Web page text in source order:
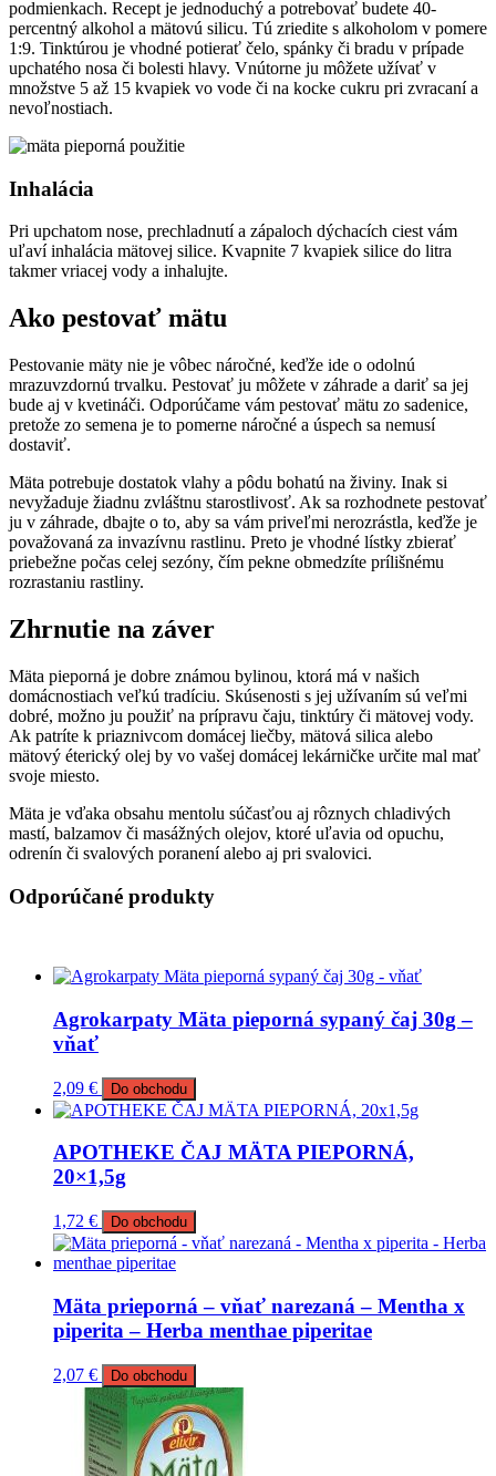
podmienkach. Recept je jednoduchý a potrebovať budete 40-
percentný alkohol a mätovú silicu. Tú zriedite s alkoholom v pomere
1:9. Tinktúrou je vhodné potierať čelo, spánky či bradu v prípade
upchatého nosa či bolesti hlavy. Vnútorne ju môžete užívať v
množstve 5 až 15 kvapiek vo vode či na kocke cukru pri zvracaní a
nevoľnostiach.
Inhalácia
Pri upchatom nose, prechladnutí a zápaloch dýchacích ciest vám
uľaví inhalácia mätovej silice. Kvapnite 7 kvapiek silice do litra
takmer vriacej vody a inhalujte.
Ako pestovať mätu
Pestovanie mäty nie je vôbec náročné, keďže ide o odolnú
mrazuvzdornú trvalku. Pestovať ju môžete v záhrade a dariť sa jej
bude aj v kvetináči. Odporúčame vám pestovať mätu zo sadenice,
pretože zo semena je to pomerne náročné a úspech sa nemusí
dostaviť.
Mäta potrebuje dostatok vlahy a pôdu bohatú na živiny. Inak si
nevyžaduje žiadnu zvláštnu starostlivosť. Ak sa rozhodnete pestovať
ju v záhrade, dbajte o to, aby sa vám priveľmi nerozrástla, keďže je
považovaná za invazívnu rastlinu. Preto je vhodné lístky zbierať
priebežne počas celej sezóny, čím pekne obmedzíte prílišnému
rozrastaniu rastliny.
Zhrnutie na záver
Mäta pieporná je dobre známou bylinou, ktorá má v našich
domácnostiach veľkú tradíciu. Skúsenosti s jej užívaním sú veľmi
dobré, možno ju použiť na prípravu čaju, tinktúry či mätovej vody.
Ak patríte k priaznivcom domácej liečby, mätová silica alebo
mätový éterický olej by vo vašej domácej lekárničke určite mal mať
svoje miesto.
Mäta je vďaka obsahu mentolu súčasťou aj rôznych chladivých
mastí, balzamov či masážných olejov, ktoré uľavia od opuchu,
odrenín či svalových poranení alebo aj pri svalovici.
Odporúčané produkty
Agrokarpaty Mäta pieporná sypaný čaj 30g –
vňať
2,09 € Do obchodu
APOTHEKE ČAJ MÄTA PIEPORNÁ,
20×1,5g
1,72 € Do obchodu
Mäta prieporná – vňať narezaná – Mentha x
piperita – Herba menthae piperitae
2,07 € Do obchodu